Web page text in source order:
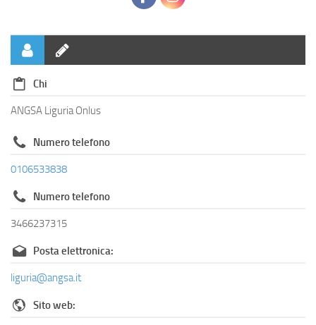
Chi
ANGSA Liguria Onlus
Numero telefono
0106533838
Numero telefono
3466237315
Posta elettronica:
liguria@angsa.it
Sito web: